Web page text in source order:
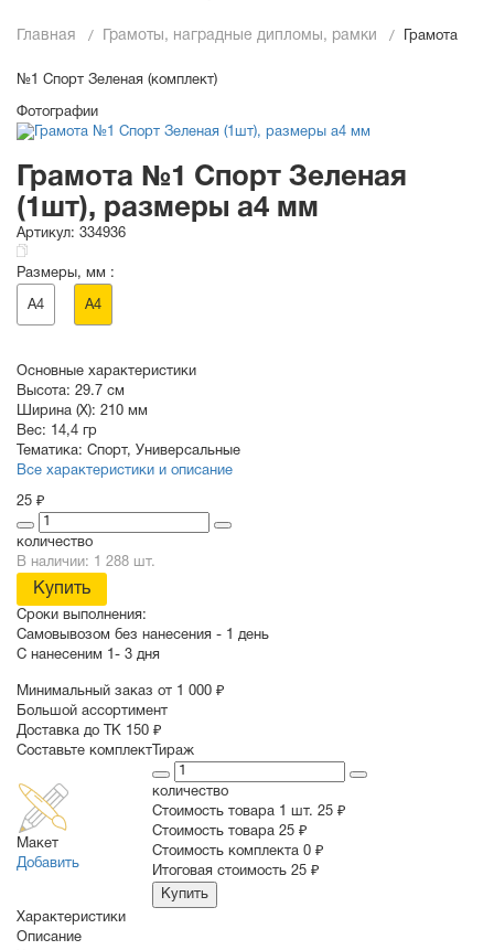
Главная Грамоты, наградные дипломы, рамки Грамота
№1 Спорт Зеленая (комплект)
Фотографии
Грамота №1 Спорт Зеленая
(1шт), размеры a4 мм
Артикул: 334936
Размеры, мм :
A4 A4
Основные характеристики
Высота: 29.7 см
Ширина (X): 210 мм
Вес: 14,4 гр
Тематика: Спорт, Универсальные
Все характеристики и описание
25 ₽
количество
В наличии: 1 288 шт.
Купить
Сроки выполнения:
Самовывозом без нанесения -
1 день
С нанесеним
1- 3 дня
Минимальный заказ от 1 000 ₽
Большой ассортимент
Доставка до ТК 150 ₽
Составьте комплект
Макет
Добавить
Тираж
количество
Стоимость товара 1 шт. 25 ₽
Cтоимость товара 25 ₽
Стоимость комплекта 0 ₽
Итоговая стоимость 25 ₽
Купить
Характеристики
Описание